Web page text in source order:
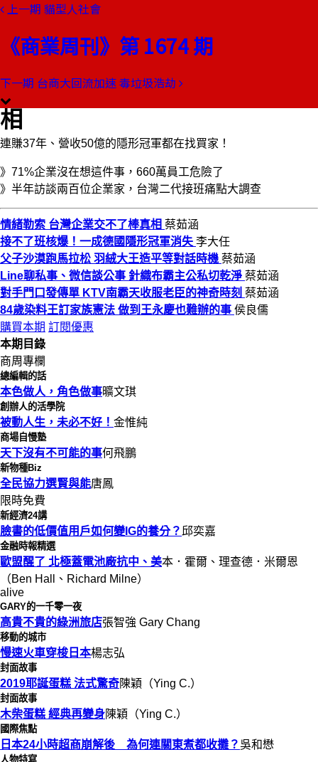
上一期 貓型人社會
《商業周刊》第 1674 期
下一期 台商大回流加速 毒垃圾浩劫
本期目錄
情緒勒索 台灣企業交不了棒真
相
連賺37年、營收50億的隱形冠軍都在找買家！
》71%企業沒在想這件事，660萬員工危險了
》半年訪談兩百位企業家，台灣二代接班痛點大調查
情緒勒索 台灣企業交不了棒真相 蔡茹涵
接不了班核爆！一成德國隱形冠軍消失 李大任
父子沙漠跑馬拉松 羽絨大王造平等對話時機 蔡茹涵
Line聊私事、微信談公事 針織布霸主公私切乾淨 蔡茹涵
對手門口發傳單 KTV南霸天收服老臣的神奇時刻 蔡茹涵
84歲染料王訂家族憲法 做到王永慶也難辦的事 侯良儒
購買本期 訂閱優惠
本期目錄
商周專欄
總編輯的話
本色做人，角色做事曠文琪
創辦人的活學院
被動人生，未必不好！ 金惟純
商場自慢塾
天下沒有不可能的事何飛鵬
新物種Biz
全民協力選賢與能唐鳳
限時免費
新經濟24講
臉書的低價值用戶如何變IG的養分？ 邱奕嘉
金融時報精選
歐盟醒了 北極蓋電池廠抗中、美本．霍爾、理查德．米爾恩
（Ben Hall、Richard Milne）
alive
GARY的一千零一夜
高貴不貴的綠洲旅店張智強 Gary Chang
移動的城市
慢速火車穿梭日本楊志弘
封面故事
2019耶誕蛋糕 法式驚奇陳穎（Ying C.）
封面故事
木柴蛋糕 經典再變身陳穎（Ying C.）
國際焦點
日本24小時超商崩解後 為何連關東煮都收攤？ 吳和懋
人物特寫